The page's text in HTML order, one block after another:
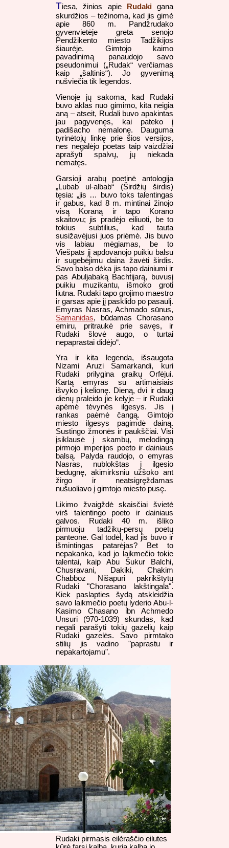
Tiesa, žinios apie Rudakigana
skurdžios – težinoma, kad jis gimė
apie 860 m. Pandžrudako
gyvenvietėje greta senojo
Pendžikento miesto Tadžikijos
šiaurėje. Gimtojo kaimo
pavadinimą panaudojo savo
pseudonimui („Rudak“ verčiamas
kaip „šaltinis“). Jo gyvenimą
nušviečia tik legendos.
Vienoje jų sakoma, kad Rudaki
buvo aklas nuo gimimo, kita neigia
aną – atseit, Rudali buvo apakintas
jau pagyvenęs, kai pateko į
padišacho nemalonę. Dauguma
tyrinėtojų linkę prie šios versijos,
nes negalėjo poetas taip vaizdžiai
aprašyti spalvų, jų niekada
nematęs.
Garsioji arabų poetinė antologija
„Lubab ul-albab“ (Širdžių širdis)
tęsia: „jis … buvo toks talentingas
ir gabus, kad 8 m. mintinai žinojo
visą Koraną ir tapo Korano
skaitovu; jis pradėjo eiliuoti, be to
tokius subtilius, kad tauta
susižavėjusi juos priėmė. Jis buvo
vis labiau mėgiamas, be to
Viešpats jį apdovanojo puikiu balsu
ir sugebėjimu daina žavėti širdis.
Savo balso dėka jis tapo dainiumi ir
pas Abuljabaką Bachtijarą, buvusį
puikiu muzikantu, išmoko groti
liutna. Rudaki tapo grojimo maestro
ir garsas apie jį pasklido po pasaulį.
Emyras Nasras, Achmado sūnus,
Samanidas, būdamas Chorasano
emiru, pritraukė prie savęs, ir
Rudaki šlovė augo, o turtai
nepaprastai didėjo“.
Yra ir kita legenda, išsaugota
Nizami Aruzi Samarkandi, kuri
Rudaki prilygina graikų Orfėjui.
Kartą emyras su artimaisiais
išvyko į kelionę. Dieną, dvi ir daug
dienų praleido jie kelyje – ir Rudaki
apėmė tėvynės ilgesys. Jis į
rankas paėmė čangą. Gimtojo
miesto ilgesys pagimdė dainą.
Sustingo žmonės ir paukščiai. Visi
įsiklausė į skambų, melodingą
pirmojo imperijos poeto ir dainiaus
balsą. Palyda raudojo, o emyras
Nasras, nublokštas į ilgesio
bedugnę, akimirksniu užšoko ant
žirgo ir neatsigręždamas
nušuoliavo į gimtojo miesto pusę.
Likimo žvaigždė skaisčiai švietė
virš talentingo poeto ir dainiaus
galvos. Rudaki 40 m. išliko
pirmuoju tadžikų-persų poetų
panteone. Gal todėl, kad jis buvo ir
išmintingas patarėjas? Bet to
nepakanka, kad jo laikmečio tokie
talentai, kaip Abu Šukur Balchi,
Chusravani, Dakiki, Chakim
Chabboz Nišapuri pakrikštytų
Rudaki "Chorasano lakštingala".
Kiek paslapties šydą atskleidžia
savo laikmečio poetų lyderio Abu-l-
Kasimo Chasano ibn Achmedo
Unsuri (970-1039) skundas, kad
negali parašyti tokių gazelių kaip
Rudaki gazelės. Savo pirmtako
stilių jis vadino "paprastu ir
nepakartojamu".
Rudaki pirmasis eilėraščio eilutes